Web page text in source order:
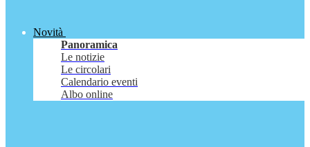
Novità
Panoramica
Le notizie
Le circolari
Calendario eventi
Albo online